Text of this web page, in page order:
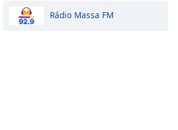
Rádio Massa FM